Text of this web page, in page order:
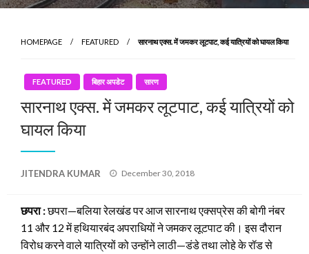
HOMEPAGE FEATURED सारनाथ एक्स. में जमकर लूटपाट, कई यात्रियों को घायल किया
FEATURED बिहार अपडेट सारण
सारनाथ एक्स. में जमकर लूटपाट, कई यात्रियों को
घायल किया
JITENDRA KUMAR
Posted
December 30, 2018
छपरा :छपरा—बलिया रेलखंड पर आज सारनाथ एक्सप्रेस की बोगी नंबर
11 और 12 में हथियारबंद अपराधियों ने जमकर लूटपाट की। इस दौरान
विरोध करने वाले यात्रियों को उन्होंने लाठी—डंडे तथा लोहे के रॉड से